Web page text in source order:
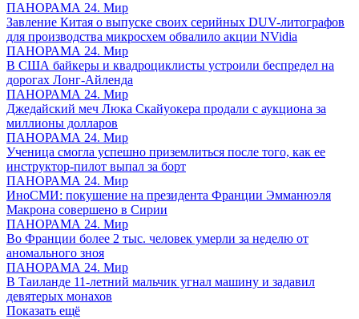
ПАНОРАМА 24. Мир
Завление Китая о выпуске своих серийных DUV-литографов
для производства микросхем обвалило акции NVidia
ПАНОРАМА 24. Мир
В США байкеры и квадроциклисты устроили беспредел на
дорогах Лонг-Айленда
ПАНОРАМА 24. Мир
Джедайский меч Люка Скайуокера продали с аукциона за
миллионы долларов
ПАНОРАМА 24. Мир
Ученица смогла успешно приземлиться после того, как ее
инструктор-пилот выпал за борт
ПАНОРАМА 24. Мир
ИноСМИ: покушение на президента Франции Эмманюэля
Макрона совершено в Сирии
ПАНОРАМА 24. Мир
Во Франции более 2 тыс. человек умерли за неделю от
аномального зноя
ПАНОРАМА 24. Мир
В Таиланде 11-летний мальчик угнал машину и задавил
девятерых монахов
Показать ещё